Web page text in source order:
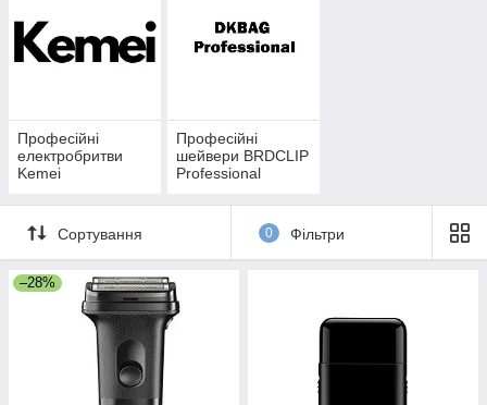
Професійні
електробритви
Kemei
Професійні
шейвери BRDCLIP
Professional
Сортування 0 Фільтри
–28%